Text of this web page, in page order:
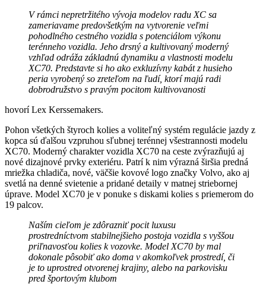
V rámci nepretržitého vývoja modelov radu XC sa
zameriavame predovšetkým na vytvorenie veľmi
pohodlného cestného vozidla s potenciálom výkonu
terénneho vozidla. Jeho drsný a kultivovaný moderný
vzhľad odráža základnú dynamiku a vlastnosti modelu
XC70. Predstavte si ho ako exkluzívny kabát z husieho
peria vyrobený so zreteľom na ľudí, ktorí majú radi
dobrodružstvo s pravým pocitom kultivovanosti
hovorí Lex Kerssemakers.
Pohon všetkých štyroch kolies a voliteľný systém regulácie jazdy z
kopca sú ďalšou vzpruhou sľubnej terénnej všestrannosti modelu
XC70. Moderný charakter vozidla XC70 na ceste zvýrazňujú aj
nové dizajnové prvky exteriéru. Patrí k nim výrazná širšia predná
mriežka chladiča, nové, väčšie kovové logo značky Volvo, ako aj
svetlá na denné svietenie a pridané detaily v matnej striebornej
úprave. Model XC70 je v ponuke s diskami kolies s priemerom do
19 palcov.
Naším cieľom je zdôrazniť pocit luxusu
prostredníctvom stabilnejšieho postoja vozidla s vyššou
priľnavosťou kolies k vozovke. Model XC70 by mal
dokonale pôsobiť ako doma v akomkoľvek prostredí, či
je to uprostred otvorenej krajiny, alebo na parkovisku
pred športovým klubom